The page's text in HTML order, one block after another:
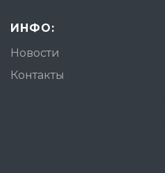
ИНФО:
Новости
Контакты